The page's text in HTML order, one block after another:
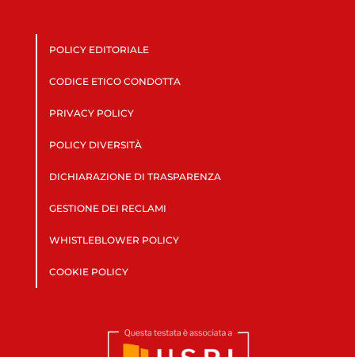
POLICY EDITORIALE
CODICE ETICO CONDOTTA
PRIVACY POLICY
POLICY DIVERSITÀ
DICHIARAZIONE DI TRASPARENZA
GESTIONE DEI RECLAMI
WHISTLEBLOWER POLICY
COOKIE POLICY